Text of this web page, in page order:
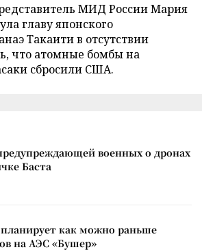
МИД России Мария
главу японского
Такаити в отсутствии
что атомные бомбы на
сбросили США.
военных о дронах
Баста
как можно раньше
на АЭС «Бушер»